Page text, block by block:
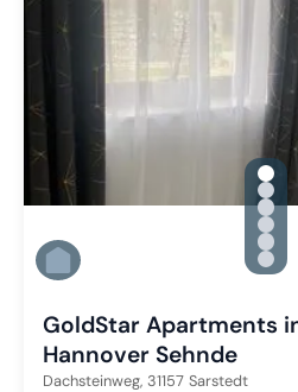
Zu
Zu
Zu
Zu
Zu
Zu
GoldStar Apartments
Hannover Sehnde
Dachsteinweg, 31157 Sarstedt